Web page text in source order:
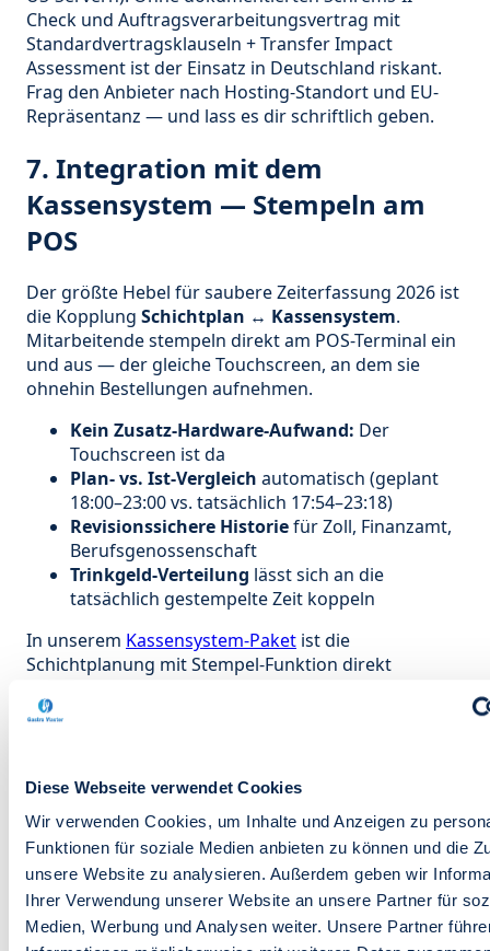
Diese Webseite verwendet Cookies
Wir verwenden Cookies, um Inhalte und Anzeigen zu
Funktionen für soziale Medien anbieten zu können und die
unsere Website zu analysieren. Außerdem geben wir
Ihrer Verwendung unserer Website an unsere Partner für
Medien, Werbung und Analysen weiter. Unsere Partner
Check und Auftragsverarbeitungsvertrag mit
Standardvertragsklauseln + Transfer Impact
Assessment ist der Einsatz in Deutschland riskant.
Frag den Anbieter nach Hosting-Standort und EU-
Repräsentanz — und lass es dir schriftlich geben.
7. Integration mit dem
Kassensystem — Stempeln am
POS
Der größte Hebel für saubere Zeiterfassung 2026 ist
die Kopplung Schichtplan ↔ Kassensystem.
Mitarbeitende stempeln direkt am POS-Terminal ein
und aus — der gleiche Touchscreen, an dem sie
ohnehin Bestellungen aufnehmen.
Kein Zusatz-Hardware-Aufwand: Der
Touchscreen ist da
Plan- vs. Ist-Vergleich automatisch (geplant
18:00–23:00 vs. tatsächlich 17:54–23:18)
Revisionssichere Historiefür Zoll, Finanzamt,
Berufsgenossenschaft
Trinkgeld-Verteilung lässt sich an die
tatsächlich gestempelte Zeit koppeln
In unserem Kassensystem-Paket ist die
Schichtplanung mit Stempel-Funktion direkt
revisionssicherer Speicherung der Zeitdaten. Wer
statt zwei Systeme parallel zu pflegen. Hintergrund
für die Gastronomie.
8. Kommunikation mit
Mitarbeitenden — App, Tausch,